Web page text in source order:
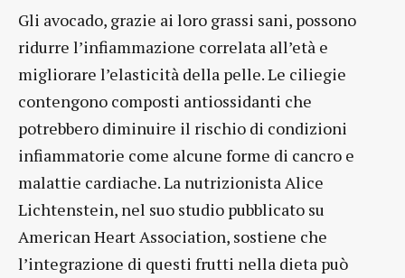
Gli avocado, grazie ai loro grassi sani, possono
ridurre l’infiammazione correlata all’età e
migliorare l’elasticità della pelle. Le ciliegie
contengono composti antiossidanti che
potrebbero diminuire il rischio di condizioni
infiammatorie come alcune forme di cancro e
malattie cardiache. La nutrizionista Alice
Lichtenstein, nel suo studio pubblicato su
American Heart Association, sostiene che
l’integrazione di questi frutti nella dieta può